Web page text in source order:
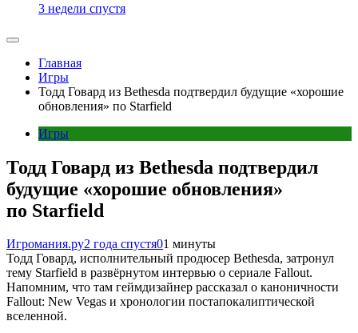
3 недели спустя
Главная
Игры
Тодд Говард из Bethesda подтвердил будущие «хорошие
обновления» по Starfield
Игры
Тодд Говард из Bethesda подтвердил
будущие «хорошие обновления»
по Starfield
Игромания.ру2 года спустя01 минуты
Тодд Говард, исполнительный продюсер Bethesda, затронул
тему Starfield в развёрнутом интервью о сериале Fallout.
Напомним, что там геймдизайнер рассказал о каноничности
Fallout: New Vegas и хронологии постапокалиптической
вселенной.